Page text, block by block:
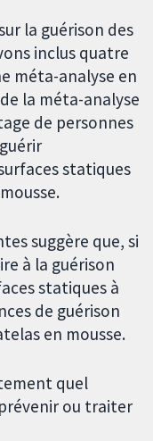
la guérison des
inclus quatre
méta-analyse en
la méta-analyse
de personnes
statiques
suggère que, si
à la guérison
statiques à
de guérison
en mousse.
quel
ou traiter